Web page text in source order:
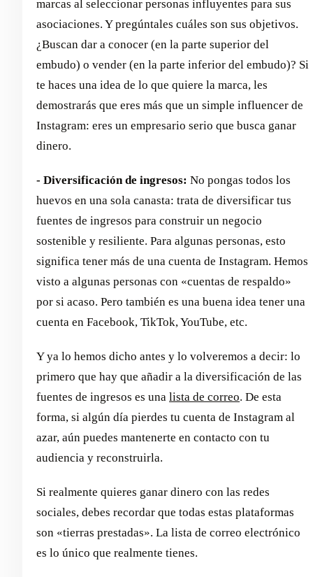
marcas al seleccionar personas influyentes para sus
asociaciones. Y pregúntales cuáles son sus objetivos.
¿Buscan dar a conocer (en la parte superior del
embudo) o vender (en la parte inferior del embudo)? Si
te haces una idea de lo que quiere la marca, les
demostrarás que eres más que un simple influencer de
Instagram: eres un empresario serio que busca ganar
dinero.
- Diversificación de ingresos: No pongas todos los
huevos en una sola canasta: trata de diversificar tus
fuentes de ingresos para construir un negocio
sostenible y resiliente. Para algunas personas, esto
significa tener más de una cuenta de Instagram. Hemos
visto a algunas personas con «cuentas de respaldo»
por si acaso. Pero también es una buena idea tener una
cuenta en Facebook, TikTok, YouTube, etc.
Y ya lo hemos dicho antes y lo volveremos a decir: lo
primero que hay que añadir a la diversificación de las
fuentes de ingresos es una lista de correo. De esta
forma, si algún día pierdes tu cuenta de Instagram al
azar, aún puedes mantenerte en contacto con tu
audiencia y reconstruirla.
Si realmente quieres ganar dinero con las redes
sociales, debes recordar que todas estas plataformas
son «tierras prestadas». La lista de correo electrónico
es lo único que realmente tienes.